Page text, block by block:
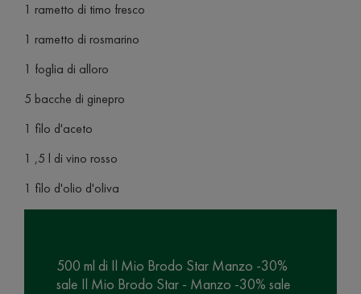
1 rametto di timo fresco
1 rametto di rosmarino
1 foglia di alloro
5 bacche di ginepro
1 filo d'aceto
1 ,5 l di vino rosso
1 filo d'olio d'oliva
500 ml di Il Mio Brodo Star Manzo -30%
sale Il Mio Brodo Star - Manzo -30% sale